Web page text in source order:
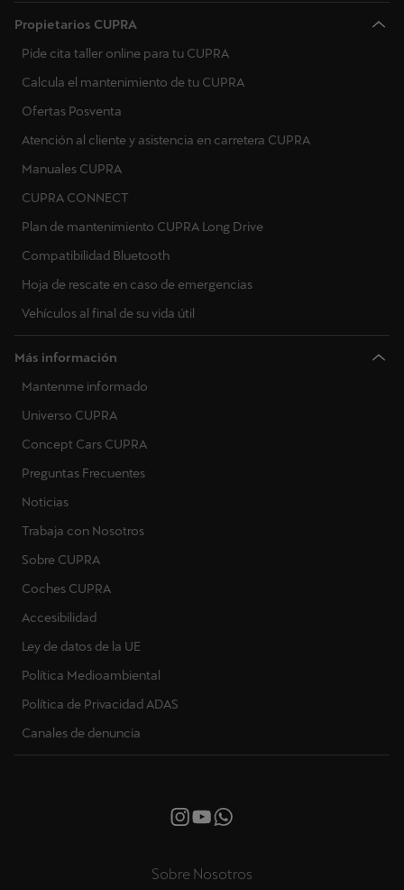
Propietarios CUPRA
Pide cita taller online para tu CUPRA
Calcula el mantenimiento de tu CUPRA
Ofertas Posventa
Atención al cliente y asistencia en carretera CUPRA
Manuales CUPRA
CUPRA CONNECT
Plan de mantenimiento CUPRA Long Drive
Compatibilidad Bluetooth
Hoja de rescate en caso de emergencias
Vehículos al final de su vida útil
Más información
Mantenme informado
Universo CUPRA
Concept Cars CUPRA
Preguntas Frecuentes
Noticias
Trabaja con Nosotros
Sobre CUPRA
Coches CUPRA
Accesibilidad
Ley de datos de la UE
Política Medioambiental
Política de Privacidad ADAS
Canales de denuncia
Sobre Nosotros